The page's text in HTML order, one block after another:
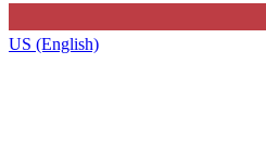
US (English)